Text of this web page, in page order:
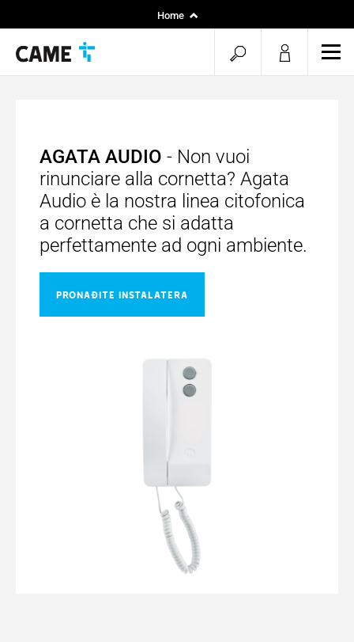
Home
open
search
AGATA AUDIO - Non vuoi
rinunciare alla cornetta? Agata
Audio è la nostra linea citofonica
a cornetta che si adatta
perfettamente ad ogni ambiente.
PRONAĐITE INSTALATERA